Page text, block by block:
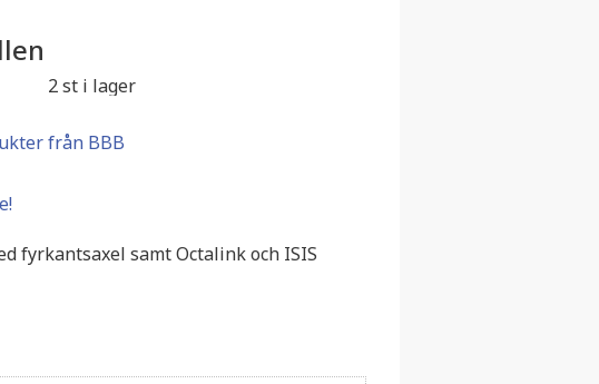
2 st i lager
från BBB
fyrkantsaxel samt Octalink och ISIS